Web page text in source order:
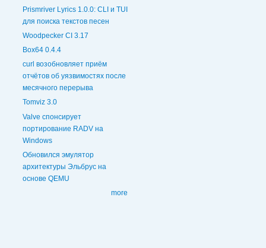
Prismriver Lyrics 1.0.0: CLI и TUI
для поиска текстов песен
Woodpecker CI 3.17
Box64 0.4.4
curl возобновляет приём
отчётов об уязвимостях после
месячного перерыва
Tomviz 3.0
Valve спонсирует
портирование RADV на
Windows
Обновился эмулятор
архитектуры Эльбрус на
основе QEMU
more